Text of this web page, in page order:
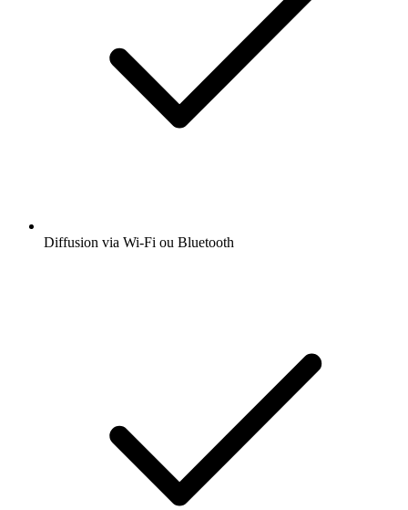
Diffusion via Wi-Fi ou Bluetooth